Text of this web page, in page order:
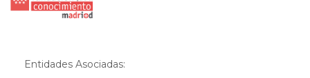
Entidades Asociadas: